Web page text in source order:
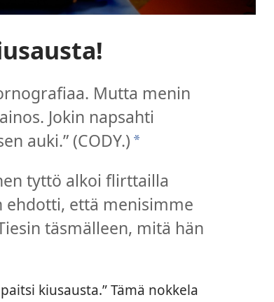
Mutta menin
Jokin napsahti
auki.” (CODY.) *
tyttö alkoi flirttailla
ehdotti, että menisimme
täsmälleen, mitä hän
kiusausta.” Tämä nokkela